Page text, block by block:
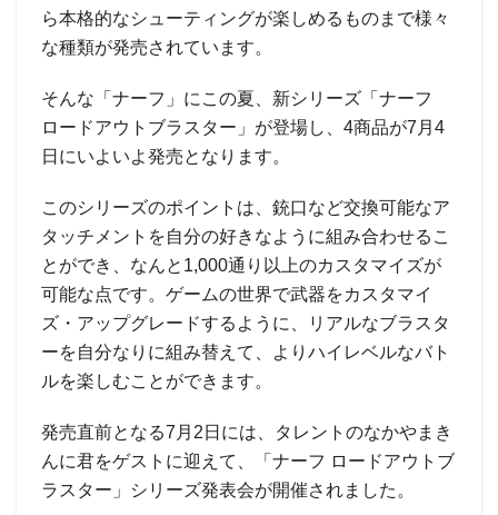
ら本格的なシューティングが楽しめるものまで様々
な種類が発売されています。
そんな「ナーフ」にこの夏、新シリーズ「ナーフ
ロードアウトブラスター」が登場し、4商品が7月4
日にいよいよ発売となります。
このシリーズのポイントは、銃口など交換可能なア
タッチメントを自分の好きなように組み合わせるこ
とができ、なんと1,000通り以上のカスタマイズが
可能な点です。ゲームの世界で武器をカスタマイ
ズ・アップグレードするように、リアルなブラスタ
ーを自分なりに組み替えて、よりハイレベルなバト
ルを楽しむことができます。
発売直前となる7月2日には、タレントのなかやまき
んに君をゲストに迎えて、「ナーフ ロードアウトブ
ラスター」シリーズ発表会が開催されました。